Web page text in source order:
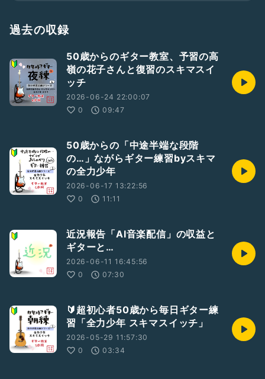
過去の収録
50歳からのギター教室、予習の高
嶺の花子さんと復習のスキマスイ
ッチ
2026-06-24 22:00:07
0
09:47
50歳からの「中途半端な段階
の…」ながらギター練習byスキマ
の全力少年
2026-06-17 13:22:56
0
11:11
近況報告「AI音楽配信」の収益と
ギターと…
2026-06-11 16:45:56
0
07:30
🔰超初心者50歳から毎日ギター練
習「全力少年 スキマスイッチ」
2026-05-29 11:57:30
0
03:34